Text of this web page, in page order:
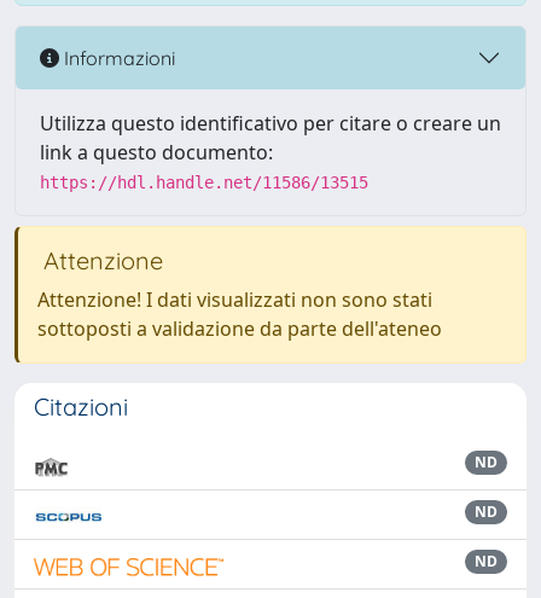
Informazioni
Utilizza questo identificativo per citare o creare un
link a questo documento:
https://hdl.handle.net/11586/13515
Attenzione
Attenzione! I dati visualizzati non sono stati
sottoposti a validazione da parte dell'ateneo
Citazioni
ND
ND
ND